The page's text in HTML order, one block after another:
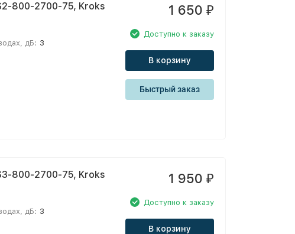
800-2700-75, Kroks
дБ: 3
1 650 ₽
Доступно к заказу
В корзину
Быстрый заказ
800-2700-75, Kroks
дБ: 3
1 950 ₽
Доступно к заказу
В корзину